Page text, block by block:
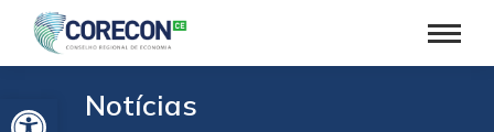
Barra de Ferramentas AbertaNotícias